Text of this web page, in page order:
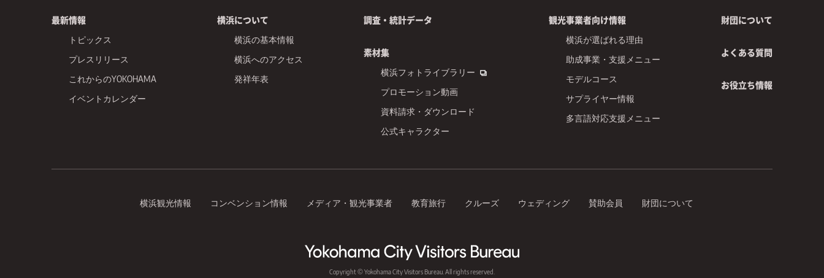
最新情報
トピックス
プレスリリース
これからのYOKOHAMA
イベントカレンダー
横浜について
横浜の基本情報
横浜へのアクセス
発祥年表
調査・統計データ
素材集
横浜フォトライブラリー
プロモーション動画
資料請求・ダウンロード
公式キャラクター
観光事業者向け情報
横浜が選ばれる理由
助成事業・支援メニュー
モデルコース
サプライヤー情報
多言語対応支援メニュー
財団について
よくある質問
お役立ち情報
横浜観光情報 コンベンション情報 メディア・観光事業者 教育旅行 クルーズ ウェディング 賛助会員 財団について
Copyright © Yokohama City Visitors Bureau. All rights reserved.